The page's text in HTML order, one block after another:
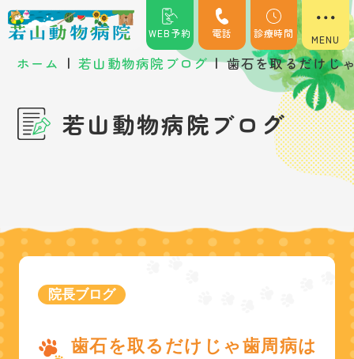
WEB予約 電話 診療時間
ホーム | 若山動物病院ブログ | 歯石を取るだけじ
若山動物病院ブログ
院長ブログ
歯石を取るだけじゃ歯周病は